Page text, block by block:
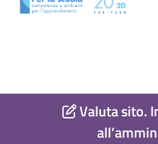
Valuta sito.